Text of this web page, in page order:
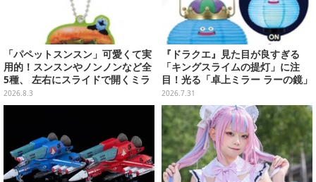
「パペットスンスン」可愛くて実
用的！スンスンやノンノンなど全
5種、 左右にスライドで開くミラ
ーがガシャポンにて発売
2026.8.3
『ドラクエ』見た目が良すぎる
「キングスライムの提灯」に注
目！光る「卓上ミラー ラーの鏡」
ほか6プライズが8月順次展開
2026.7.31